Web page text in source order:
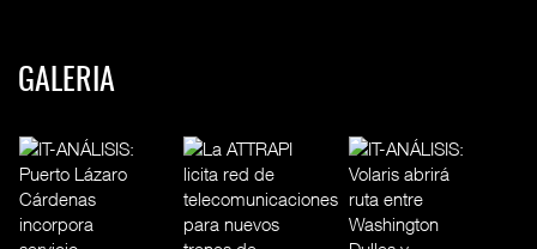
GALERIA